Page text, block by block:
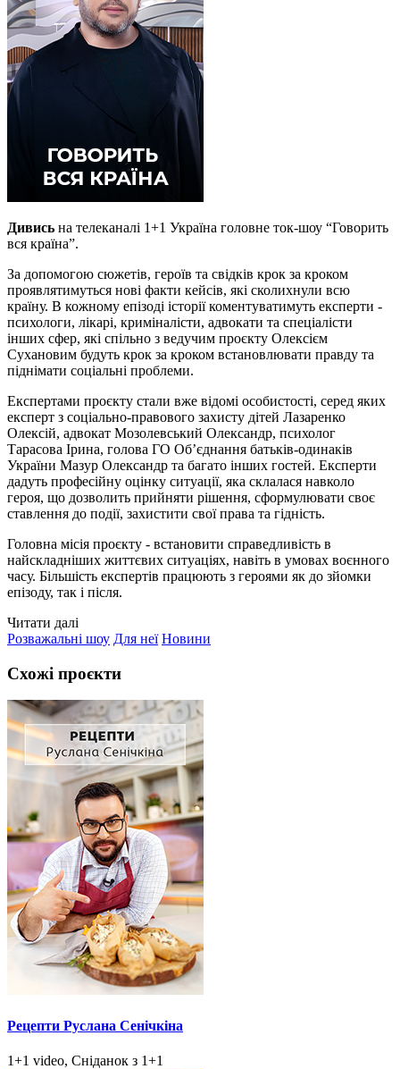
Дивись на телеканалі 1+1 Україна головне ток-шоу “Говорить
вся країна”.
За допомогою сюжетів, героїв та свідків крок за кроком
проявлятимуться нові факти кейсів, які сколихнули всю
країну. В кожному епізоді історії коментуватимуть експерти -
психологи, лікарі, криміналісти, адвокати та спеціалісти
інших сфер, які спільно з ведучим проєкту Олексієм
Сухановим будуть крок за кроком встановлювати правду та
піднімати соціальні проблеми.
Експертами проєкту стали вже відомі особистості, серед яких
експерт з соціально-правового захисту дітей Лазаренко
Олексій, адвокат Мозолевський Олександр, психолог
Тарасова Ірина, голова ГО Об’єднання батьків-одинаків
України Мазур Олександр та багато інших гостей. Експерти
дадуть професійну оцінку ситуації, яка склалася навколо
героя, що дозволить прийняти рішення, сформулювати своє
ставлення до події, захистити свої права та гідність.
Головна місія проєкту - встановити справедливість в
найскладніших життєвих ситуаціях, навіть в умовах воєнного
часу. Більшість експертів працюють з героями як до зйомки
епізоду, так і після.
Читати далі
Розважальні шоу Для неї Новини
Схожі проєкти
Рецепти Руслана Сенічкіна
1+1 video, Сніданок з 1+1